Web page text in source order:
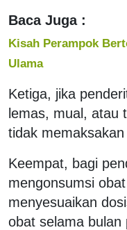
Baca Juga :
Kisah Perampok
Ulama
Ketiga, jika
lemas, mual, atau
tidak
Keempat, bagi
mengonsumsi
menyesuaikan
obat selama bulan